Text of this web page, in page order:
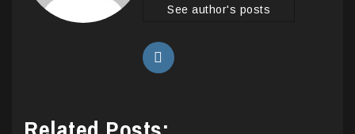
See author's posts